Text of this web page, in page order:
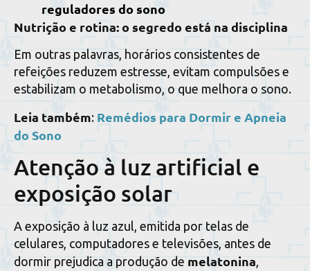
reguladores do sono
Nutrição e rotina: o segredo está na disciplina
Em outras palavras, horários consistentes de
refeições reduzem estresse, evitam compulsões e
estabilizam o metabolismo, o que melhora o sono.
Leia também: Remédios para Dormir e Apneia
do Sono
Atenção à luz artificial e
exposição solar
A exposição à luz azul, emitida por telas de
celulares, computadores e televisões, antes de
dormir prejudica a produção de melatonina,